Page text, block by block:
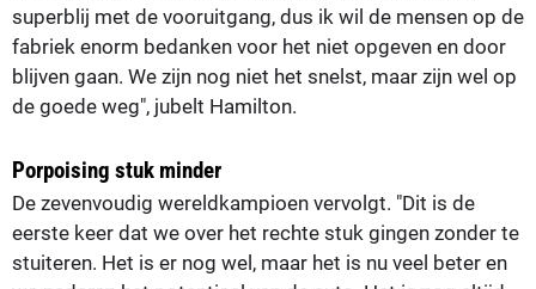
superblij met de vooruitgang, dus ik wil de mensen op de
fabriek enorm bedanken voor het niet opgeven en door
blijven gaan. We zijn nog niet het snelst, maar zijn wel op
de goede weg", jubelt Hamilton.
Porpoising stuk minder
De zevenvoudig wereldkampioen vervolgt. "Dit is de
eerste keer dat we over het rechte stuk gingen zonder te
stuiteren. Het is er nog wel, maar het is nu veel beter en